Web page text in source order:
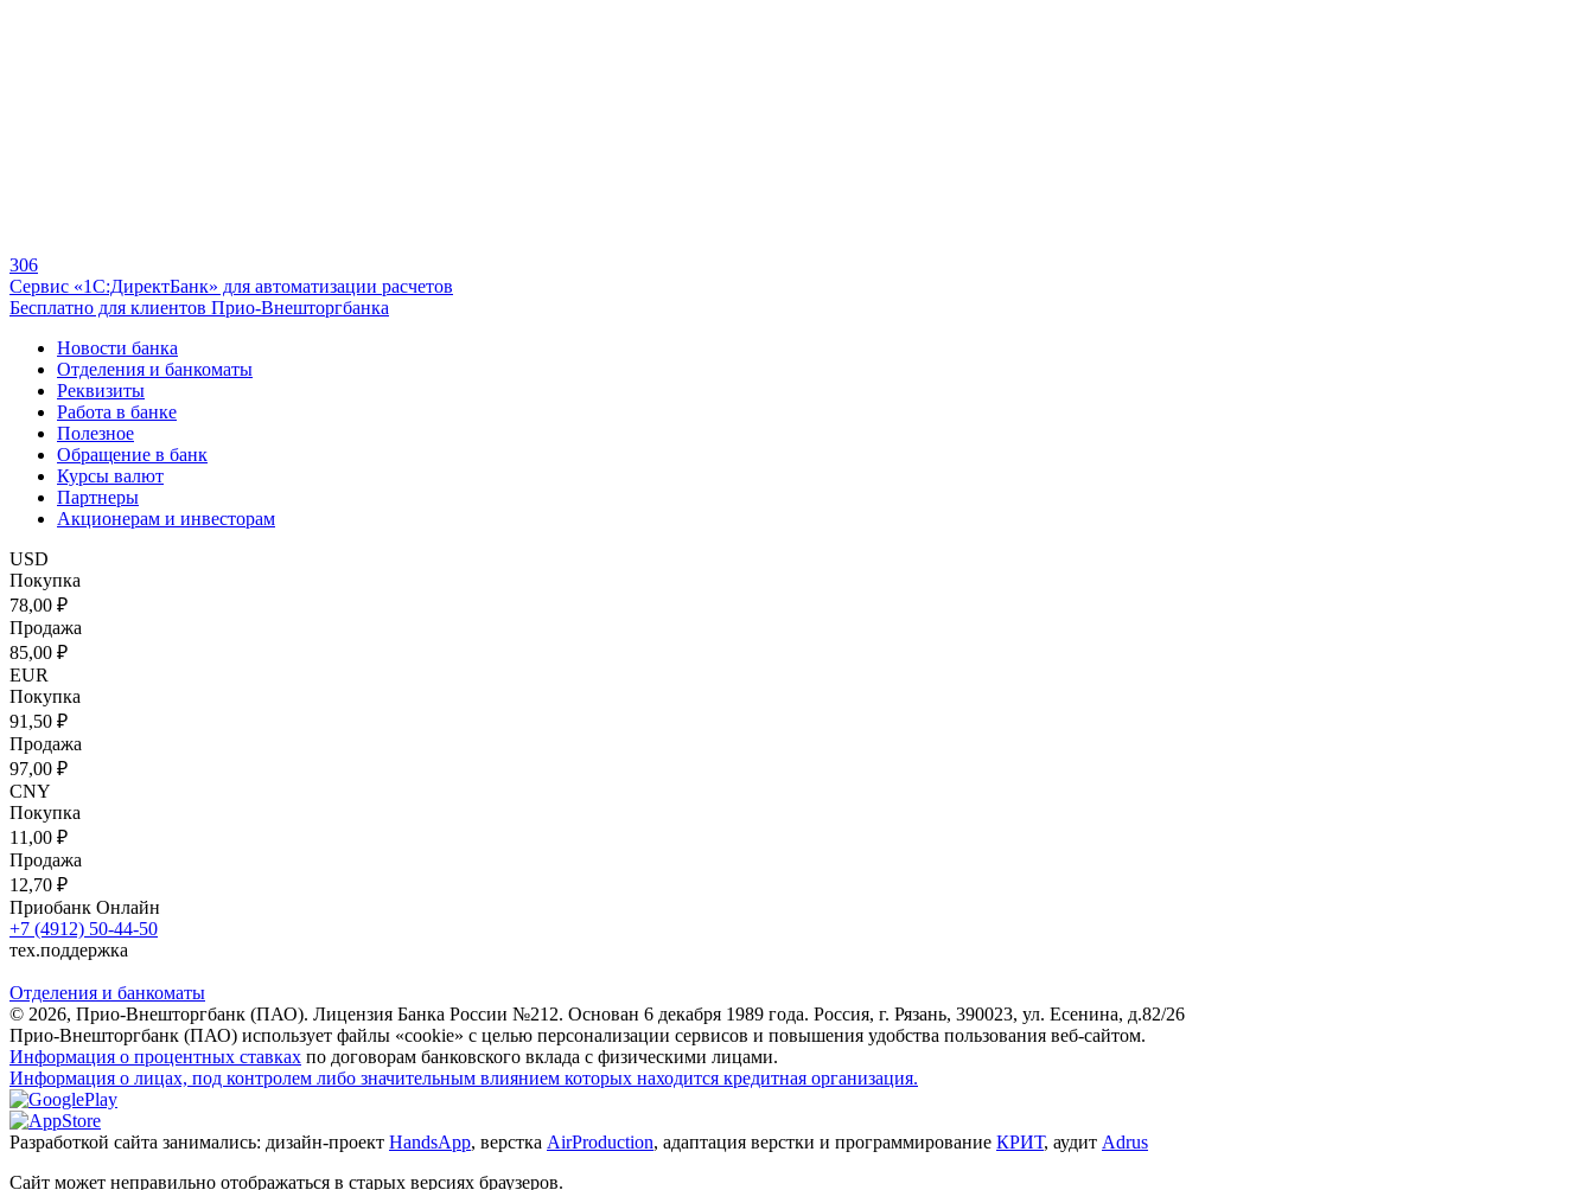
306
Сервис «1С:ДиректБанк» для автоматизации расчетов
Бесплатно для клиентов Прио-Внешторгбанка
Новости банка
Отделения и банкоматы
Реквизиты
Работа в банке
Полезное
Обращение в банк
Курсы валют
Партнеры
Акционерам и инвесторам
USD
Покупка
78,00 ₽
Продажа
85,00 ₽
EUR
Покупка
91,50 ₽
Продажа
97,00 ₽
CNY
Покупка
11,00 ₽
Продажа
12,70 ₽
Приобанк Онлайн
+7 (4912) 50-44-50
тех.поддержка
Отделения и банкоматы
© 2026, Прио-Внешторгбанк (ПАО). Лицензия Банка России №212. Основан 6 декабря 1989 года. Россия, г. Рязань, 390023, ул. Есенина, д.82/26
Прио-Внешторгбанк (ПАО) использует файлы «cookie» с целью персонализации сервисов и повышения удобства пользования веб-сайтом.
Информация о процентных ставках по договорам банковского вклада с физическими лицами.
Информация о лицах, под контролем либо значительным влиянием которых находится кредитная организация.
Разработкой сайта занимались: дизайн-проект HandsApp, верстка AirProduction, адаптация верстки и программирование КРИТ, аудит Adrus
Сайт может неправильно отображаться в старых версиях браузеров.